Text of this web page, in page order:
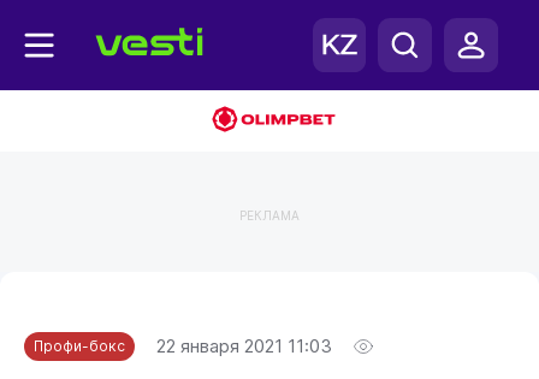
РЕКЛАМА
Профи-бокс 22 января 2021 11:03